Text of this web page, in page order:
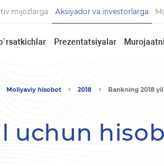
mijozlarga Aksiyador va investorlarga
Prezentatsiyalar
Moliyaviy hisobot 2018 Bankning 2018
uchun